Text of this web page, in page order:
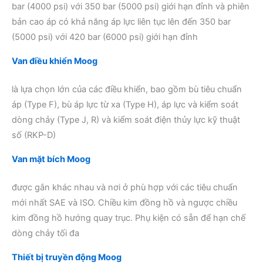
bar (4000 psi) với 350 bar (5000 psi) giới hạn đỉnh và phiên
bản cao áp có khả năng áp lực liên tục lên đến 350 bar
(5000 psi) với 420 bar (6000 psi) giới hạn đỉnh
Van điều khiển Moog
là lựa chọn lớn của các điều khiển, bao gồm bù tiêu chuẩn
áp (Type F), bù áp lực từ xa (Type H), áp lực và kiểm soát
dòng chảy (Type J, R) và kiểm soát điện thủy lực kỹ thuật
số (RKP-D)
Van mặt bích Moog
được gắn khác nhau và nơi ở phù hợp với các tiêu chuẩn
mới nhất SAE và ISO. Chiều kim đồng hồ và ngược chiều
kim đồng hồ hướng quay trục. Phụ kiện có sẵn để hạn chế
dòng chảy tối đa
Thiết bị truyền động Moog